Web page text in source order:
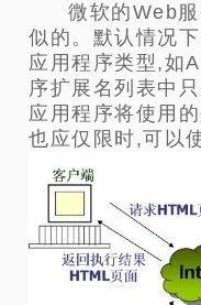
微软的Web
似的。默认情况
应用程序类型,如
序扩展名列表中
应用程序将使用
也应仅限时,可以